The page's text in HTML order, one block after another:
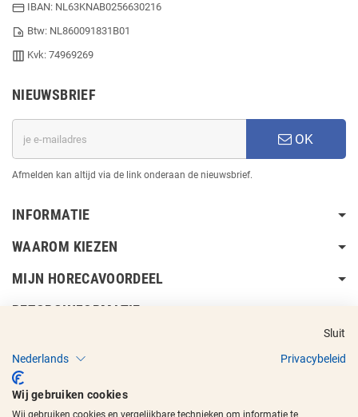
IBAN: NL63KNAB0256630216
Btw: NL860091831B01
Kvk: 74969269
NIEUWSBRIEF
OK
Afmelden kan altijd via de link onderaan de nieuwsbrief.
INFORMATIE
WAAROM KIEZEN
MIJN HORECAVOORDEEL
BEZORGINFORMATIE
Sluit
Nederlands
Privacybeleid
Wij gebruiken cookies
Wij gebruiken cookies en vergelijkbare technieken om informatie te